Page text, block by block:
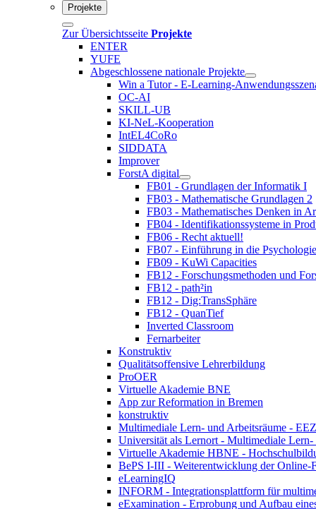
Projekte
Zur Übersichtsseite Projekte
ENTER
YUFE
Abgeschlossene nationale Projekte
Win a Tutor - E-Learning-
OC-AI
SKILL-UB
KI-NeL-Kooperation
IntEL4CoRo
SIDDATA
Improver
ForstA digital
FB01 - Grundlagen der Informatik I
FB03 - Mathematische Grundlagen 2
FB03 - Mathematisches Denken in
FB04 - Identifikationssysteme in
FB06 - Recht aktuell!
FB07 - Einführung in die
FB09 - KuWi Capacities
FB12 - Forschungsmethoden und
FB12 - path²in
FB12 - Dig:TransSphäre
FB12 - QuanTief
Inverted Classroom
Fernarbeiter
Konstruktiv
Qualitätsoffensive Lehrerbildung
ProOER
Virtuelle Akademie BNE
App zur Reformation in Bremen
konstruktiv
Multimediale Lern- und Arbeitsräume -
Universität als Lernort - Multimediale
Virtuelle Akademie HBNE -
BePS I-III - Weiterentwicklung der Online-
eLearningIQ
INFORM - Integrationsplattform für
eExamination - Erprobung und Aufbau